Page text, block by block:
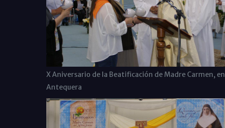
X Aniversario de la Beatificación de Madre Carmen, en
Antequera